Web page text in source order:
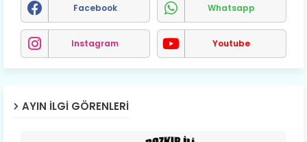
Facebook Whatsapp
Instagram Youtube
AYIN İLGI GÖRENLERI